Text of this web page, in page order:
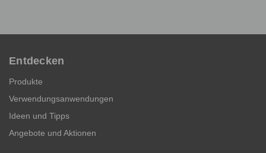
Entdecken
Produkte
Verwendungsanwendungen
Ideen und Tipps
Angebote und Aktionen